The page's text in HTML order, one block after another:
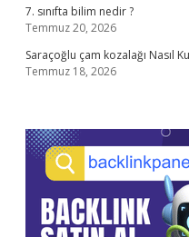
7. sınıfta bilim nedir ?
Temmuz 20, 2026
Saraçoğlu çam kozalağı Nasıl
Temmuz 18, 2026